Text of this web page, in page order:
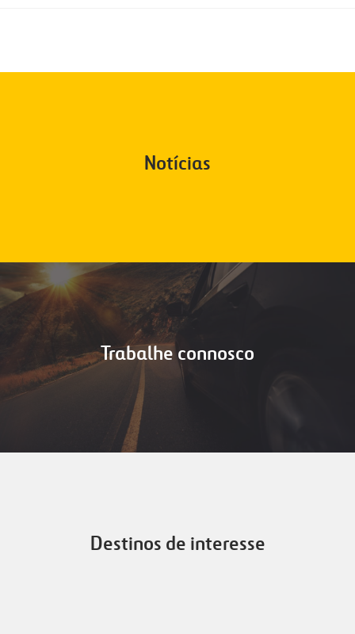
Notícias
Trabalhe connosco
Destinos de interesse